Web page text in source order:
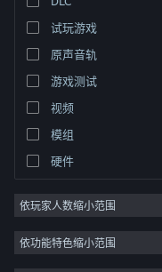
模拟 20
探索 19
奇幻 18
动漫
风格化
试玩游戏
原声音轨
游戏测试
视频
模组
硬件
依玩家人数缩小范围
依功能特色缩小范围